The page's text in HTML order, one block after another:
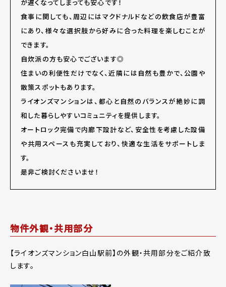
が遅くなってしまっても安心です！
食事に関しても、周辺にはマクドナルドなどの飲食店が豊富
にあり、様々な選択肢から好みに合った料理を楽しむことが
できます。
自炊派の方も安心でございます◎
住まいの利便性だけでなく、近隣には自然も豊かで、公園や
散策スポットもあります。
ライオンズマンションは、都心と自然のバランスが絶妙に調
和した暮らしやすいコミュニティを提供します。
オートロック完備で内廊下設計など、安全性を考慮した設備
や共用スペースも充実しており、快適な生活をサポートしま
す。
是非ご検討くださいませ！
物件外観・共用部分
【ライオンズマンション白山駅前】の外観・共用部分をご紹介致
します。